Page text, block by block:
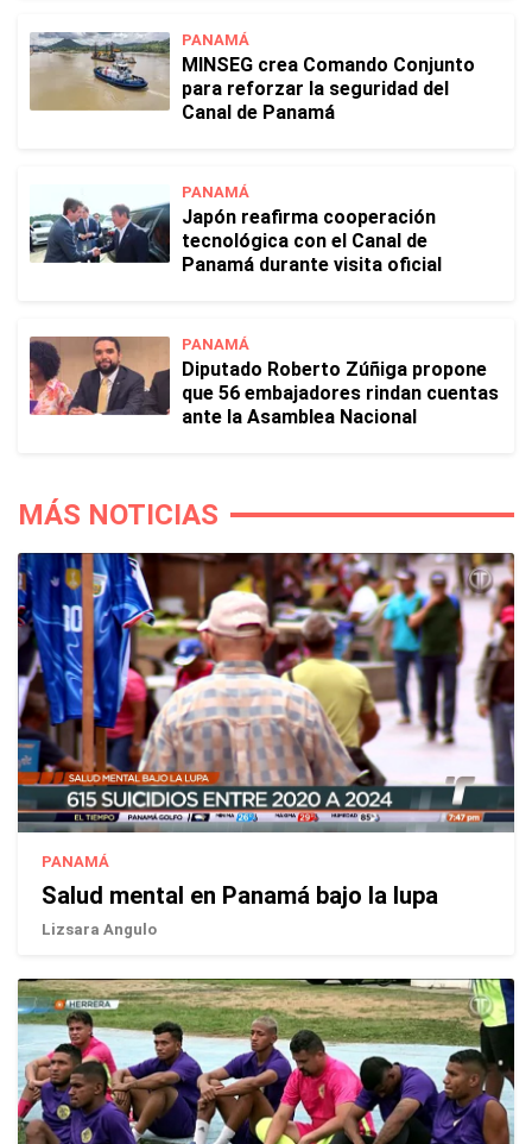
PANAMÁ
MINSEG crea Comando Conjunto
para reforzar la seguridad del
Canal de Panamá
PANAMÁ
Japón reafirma cooperación
tecnológica con el Canal de
Panamá durante visita oficial
PANAMÁ
Diputado Roberto Zúñiga propone
que 56 embajadores rindan cuentas
ante la Asamblea Nacional
MÁS NOTICIAS
PANAMÁ
Salud mental en Panamá bajo la lupa
Lizsara Angulo